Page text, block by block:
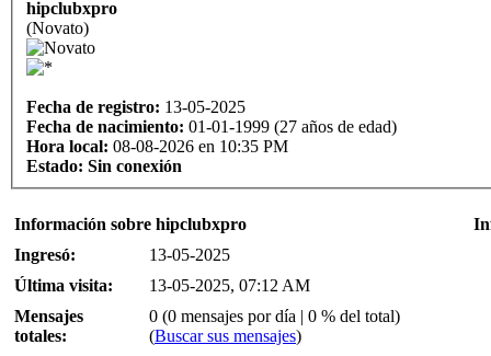
hipclubxpro
(Novato)
Fecha de registro: 13-05-2025
Fecha de nacimiento: 01-01-1999 (27 años de edad)
Hora local: 08-08-2026 en 10:35 PM
Estado: Sin conexión
Información sobre hipclubxpro
Ingresó:
13-05-2025
Última visita:
13-05-2025, 07:12 AM
Mensajes
totales:
0 (0 mensajes por día | 0 % del total)
(Buscar sus mensajes)